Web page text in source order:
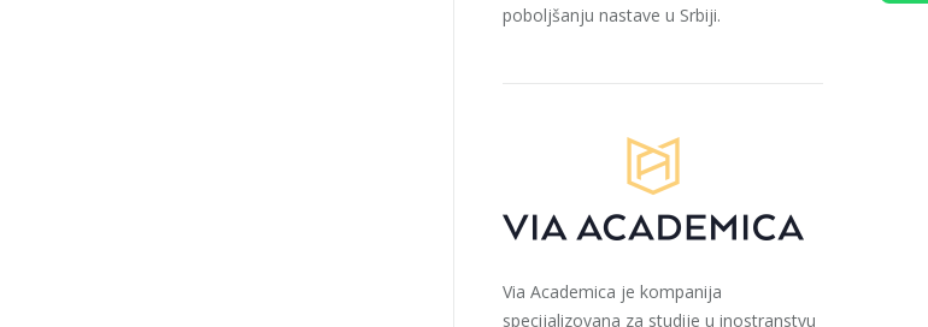
poboljšanju nastave u Srbiji.
Via Academica je kompanija
specijalizovana za studije u inostranstvu